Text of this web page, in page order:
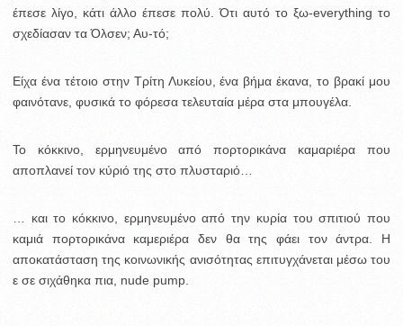
έπεσε λίγο, κάτι άλλο έπεσε πολύ. Ότι αυτό το ξω-everything το
σχεδίασαν τα Όλσεν; Αυ-τό;
Είχα ένα τέτοιο στην Τρίτη Λυκείου, ένα βήμα έκανα, το βρακί μου
φαινότανε, φυσικά το φόρεσα τελευταία μέρα στα μπουγέλα.
Το κόκκινο, ερμηνευμένο από πορτορικάνα καμαριέρα που
αποπλανεί τον κύριό της στο πλυσταριό…
… και το κόκκινο, ερμηνευμένο από την κυρία του σπιτιού που
καμιά πορτορικάνα καμεριέρα δεν θα της φάει τον άντρα. H
αποκατάσταση της κοινωνικής ανισότητας επιτυγχάνεται μέσω του
ε σε σιχάθηκα πια, nude pump.